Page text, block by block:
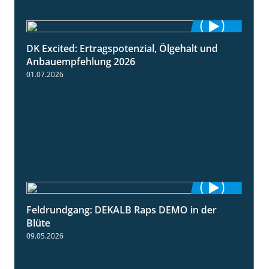
1:46
DK Excited: Ertragspotenzial, Ölgehalt und
Anbauempfehlung 2026
01.07.2026
2:37
Feldrundgang: DEKALB Raps DEMO in der
Blüte
09.05.2026